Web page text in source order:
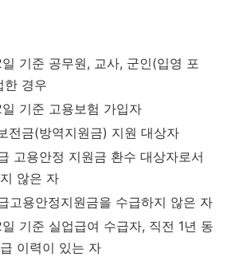
기준 공무원, 교사, 군인(입영 포
한 경우
기준 고용보험 가입자
전금(방역지원금) 지원 대상자
고용안정 지원금 환수 대상자로서
않은 자
고용안정지원금을 수급하지 않은 자
기준 실업급여 수급자, 직전 1년 동
이력이 있는 자